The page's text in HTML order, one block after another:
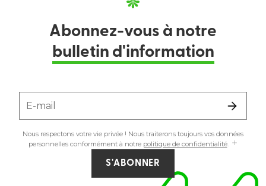
Abonnez-vous à notre
bulletin d'information
E-mail
Nous respectons votre vie privée ! Nous traiterons toujours vos données
personnelles conformément à notre politique de confidentialité.
S'ABONNER